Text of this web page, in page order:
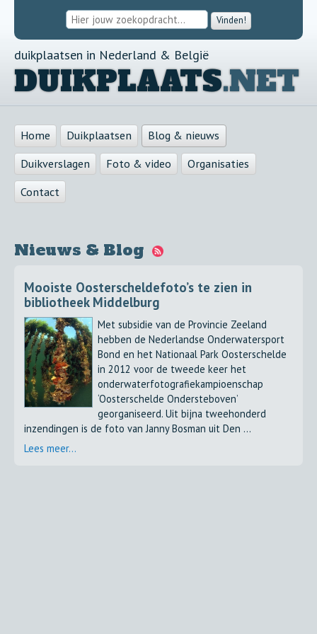
Vinden!
duikplaatsen in Nederland & België
DUIKPLAATS.NET
Home Duikplaatsen
Blog & nieuws
Duikverslagen
Foto & video
Organisaties
Contact
Nieuws & Blog
Mooiste Oosterscheldefoto’s te zien in
bibliotheek Middelburg
Met subsidie van de Provincie Zeeland
hebben de Nederlandse Onderwatersport
Bond en het Nationaal Park Oosterschelde
in 2012 voor de tweede keer het
onderwaterfotografiekampioenschap
‘Oosterschelde Ondersteboven’
georganiseerd. Uit bijna tweehonderd
inzendingen is de foto van Janny Bosman uit Den ...
Lees meer...